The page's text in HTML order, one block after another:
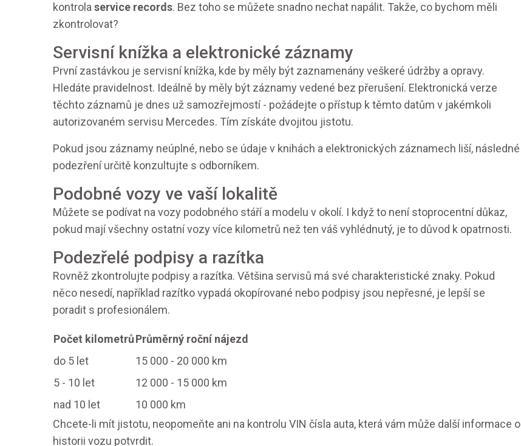
kontrola service records. Bez toho se můžete snadno nechat napálit. Takže, co bychom měli
zkontrolovat?
Servisní knížka a elektronické záznamy
První zastávkou je servisní knížka, kde by měly být zaznamenány veškeré údržby a opravy.
Hledáte pravidelnost. Ideálně by měly být záznamy vedené bez přerušení. Elektronická verze
těchto záznamů je dnes už samozřejmostí - požádejte o přístup k těmto datům v jakémkoli
autorizovaném servisu Mercedes. Tím získáte dvojitou jistotu.
Pokud jsou záznamy neúplné, nebo se údaje v knihách a elektronických záznamech liší, následné
podezření určitě konzultujte s odborníkem.
Podobné vozy ve vaší lokalitě
Můžete se podívat na vozy podobného stáří a modelu v okolí. I když to není stoprocentní důkaz,
pokud mají všechny ostatní vozy více kilometrů než ten váš vyhlédnutý, je to důvod k opatrnosti.
Podezřelé podpisy a razítka
Rovněž zkontrolujte podpisy a razítka. Většina servisů má své charakteristické znaky. Pokud
něco nesedí, například razítko vypadá okopírované nebo podpisy jsou nepřesné, je lepší se
poradit s profesionálem.
Počet kilometrůPrůměrný roční nájezd
do 5 let
15 000 - 20 000 km
5 - 10 let
12 000 - 15 000 km
nad 10 let
10 000 km
Chcete-li mít jistotu, neopomeňte ani na kontrolu VIN čísla auta, která vám může další informace o
historii vozu potvrdit.